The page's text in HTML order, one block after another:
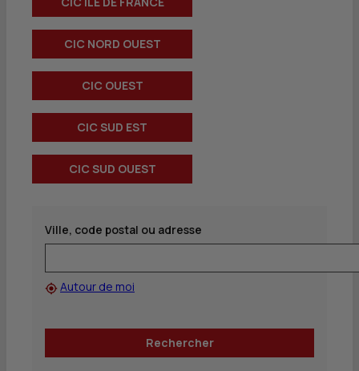
CIC NORD OUEST
CIC OUEST
CIC SUD EST
CIC SUD OUEST
Ville, code postal ou adresse
Autour de moi
Rechercher